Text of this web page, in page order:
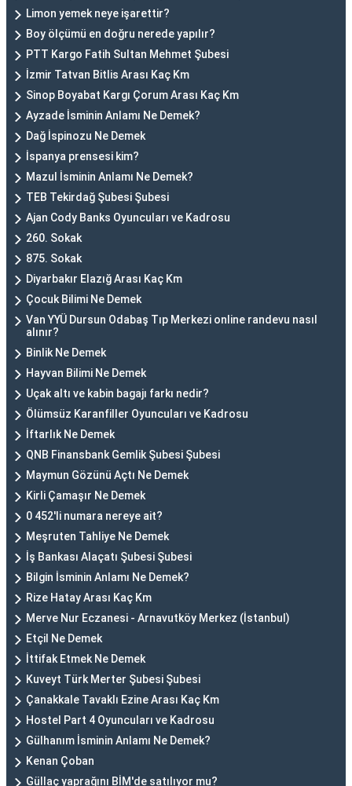
Limon yemek neye işarettir?
Boy ölçümü en doğru nerede yapılır?
PTT Kargo Fatih Sultan Mehmet Şubesi
İzmir Tatvan Bitlis Arası Kaç Km
Sinop Boyabat Kargı Çorum Arası Kaç Km
Ayzade İsminin Anlamı Ne Demek?
Dağ İspinozu Ne Demek
İspanya prensesi kim?
Mazul İsminin Anlamı Ne Demek?
TEB Tekirdağ Şubesi Şubesi
Ajan Cody Banks Oyuncuları ve Kadrosu
260. Sokak
875. Sokak
Diyarbakır Elazığ Arası Kaç Km
Çocuk Bilimi Ne Demek
Van YYÜ Dursun Odabaş Tıp Merkezi online randevu nasıl
alınır?
Binlik Ne Demek
Hayvan Bilimi Ne Demek
Uçak altı ve kabin bagajı farkı nedir?
Ölümsüz Karanfiller Oyuncuları ve Kadrosu
İftarlık Ne Demek
QNB Finansbank Gemlik Şubesi Şubesi
Maymun Gözünü Açtı Ne Demek
Kirli Çamaşır Ne Demek
0 452'li numara nereye ait?
Meşruten Tahliye Ne Demek
İş Bankası Alaçatı Şubesi Şubesi
Bilgin İsminin Anlamı Ne Demek?
Rize Hatay Arası Kaç Km
Merve Nur Eczanesi - Arnavutköy Merkez (İstanbul)
Etçil Ne Demek
İttifak Etmek Ne Demek
Kuveyt Türk Merter Şubesi Şubesi
Çanakkale Tavaklı Ezine Arası Kaç Km
Hostel Part 4 Oyuncuları ve Kadrosu
Gülhanım İsminin Anlamı Ne Demek?
Kenan Çoban
Güllaç yaprağını BİM'de satılıyor mu?